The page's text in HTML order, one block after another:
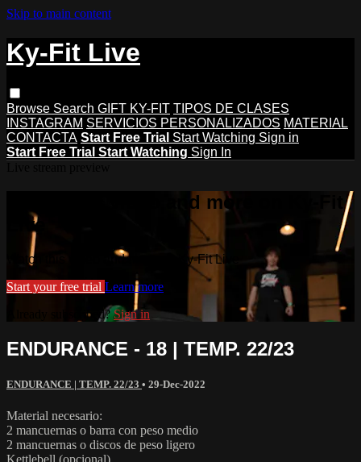
Skip to main content
Ky-Fit Live
Browse Search GIFT KY-FIT TIPOS DE CLASES
INSTAGRAM SERVICIOS PERSONALIZADOS MATERIAL
CONTACTA Start Free Trial Start Watching Sign in
Start Free Trial Start Watching Sign In
Watch this video and more on Ky-Fit
Live
Watch this video and more on Ky-Fit Live
Start your free trial Learn more
Already subscribed?Sign in
ENDURANCE - 18 | TEMP. 22/23
ENDURANCE | TEMP. 22/23 • 29-Dec-2022
Material necesario:
2 mancuernas o barra con peso medio
2 mancuernas o discos de peso ligero
Kettlebell (opcional)